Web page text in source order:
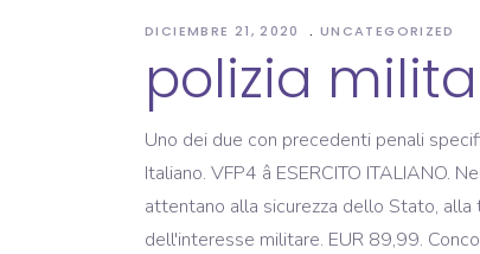
DICIEMBRE 21, 2020 UNCATEGORIZED
polizia
Uno dei due con precedenti penali
Italiano. VFP4 â ESERCITO
attentano alla sicurezza dello Stato,
dell'interesse militare. EUR 89,99.